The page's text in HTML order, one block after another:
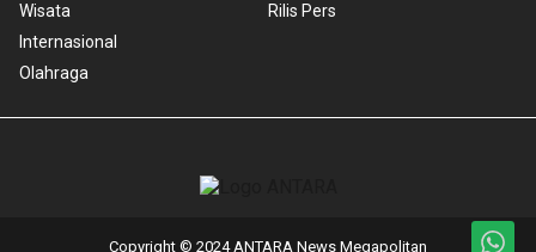
Wisata
Internasional
Olahraga
Rilis Pers
Copyright © 2024 ANTARA News Megapolitan